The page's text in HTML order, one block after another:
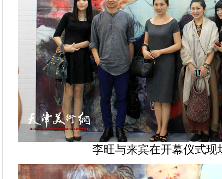
李旺与来宾在开幕仪式现